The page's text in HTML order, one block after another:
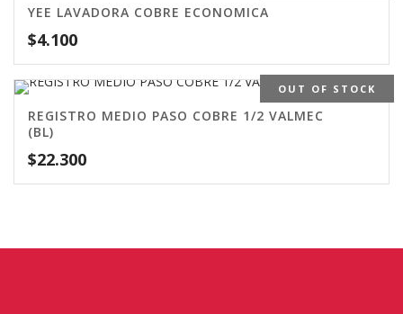
YEE LAVADORA COBRE ECONOMICA
$4.100
OUT OF STOCK
REGISTRO MEDIO PASO COBRE 1/2 VALMEC
(BL)
$22.300